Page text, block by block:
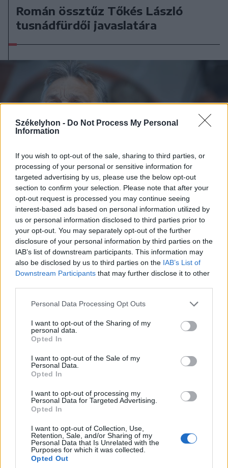
Székelyhon - Do Not Process My Personal
Information
If you wish to opt-out of the sale, sharing to third parties, or
processing of your personal or sensitive information for
targeted advertising by us, please use the below opt-out
section to confirm your selection. Please note that after your
opt-out request is processed you may continue seeing
interest-based ads based on personal information utilized by
us or personal information disclosed to third parties prior to
your opt-out. You may separately opt-out of the further
disclosure of your personal information by third parties on the
IAB’s list of downstream participants. This information may
also be disclosed by us to third parties on the IAB’s List of
Downstream Participants that may further disclose it to other
Personal Data Processing Opt Outs
I want to opt-out of the Sharing of my
personal data.
Opted In
I want to opt-out of the Sale of my
Personal Data.
Opted In
I want to opt-out of processing my
Personal Data for Targeted Advertising.
Opted In
I want to opt-out of Collection, Use,
Retention, Sale, and/or Sharing of my
Personal Data that Is Unrelated with the
Purposes for which it was collected.
Opted Out
Román össztűz Tőkés László
tusnádfürdői javaslatára
2013. július 27., szombat
Szétszóratottból erős
világnemzetet teremteni
2013. július 27., szombat